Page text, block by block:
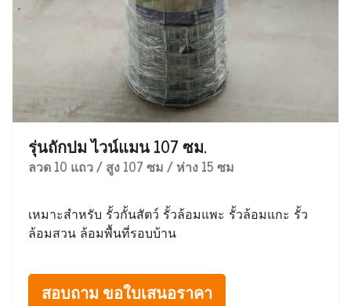
รุ่นถักปม ไวน์แมน 107 ซม.
ลวด 10 แถว / สูง 107 ซม / ห่าง 15 ซม
เหมาะสำหรับ รั้วกั้นสัตว์ รั้วล้อมแพะ รั้วล้อมแกะ รั้ว
ล้อมสวน ล้อมพื้นที่รอบบ้าน
สอบถาม ขอใบเสนอราคา